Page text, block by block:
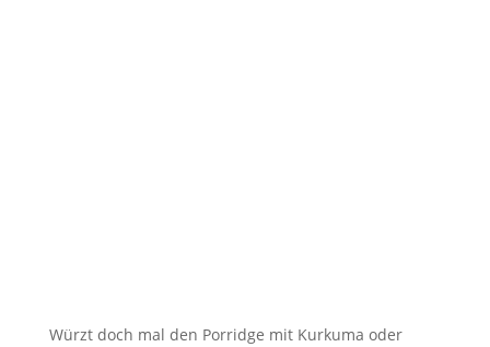
Würzt doch mal den Porridge mit Kurkuma oder